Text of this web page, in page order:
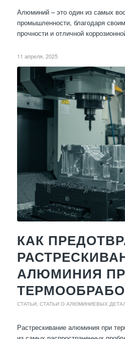
Алюминий – это один из самых
промышленности, благодаря
прочности и отличной
11 апреля, 2025
КАК
АЛЮМИНИЯ
СТАТЬИ, СТАТЬИ О АЛЮМИНИЕВЫХ
Растрескивание алюминия при